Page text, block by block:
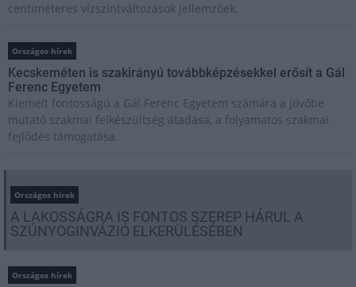
centiméteres vízszintváltozások jellemzőek.
Országos hírek
Kecskeméten is szakirányú továbbképzésekkel erősít a Gál
Ferenc Egyetem
Kiemelt fontosságú a Gál Ferenc Egyetem számára a jövőbe
mutató szakmai felkészültség átadása, a folyamatos szakmai
fejlődés támogatása.
Országos hírek
A LAKOSSÁGRA IS FONTOS SZEREP HÁRUL A
SZÚNYOGINVÁZIÓ ELKERÜLÉSÉBEN
Országos hírek